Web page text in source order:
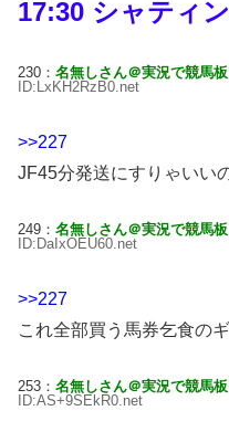
17:30 シャティ
230： 名無しさん＠実況で競馬
ID:LxKH2RzB0.net
>>227
JF45分発送にすりゃいい
249： 名無しさん＠実況で競馬
ID:DaIxOEU60.net
>>227
これ全部買う馬券乞食の
253： 名無しさん＠実況で競馬
ID:AS+9SEkR0.net